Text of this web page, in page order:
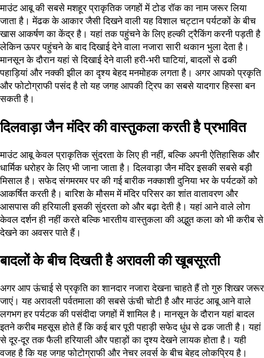
माउंट आबू की सबसे मशहूर प्राकृतिक जगहों में टोड रॉक का नाम जरूर लिया
जाता है। मेंढक के आकार जैसी दिखने वाली यह विशाल चट्टान पर्यटकों के बीच
खास आकर्षण का केंद्र है। यहां तक पहुंचने के लिए हल्की ट्रैकिंग करनी पड़ती है
लेकिन ऊपर पहुंचने के बाद दिखाई देने वाला नजारा सारी थकान भुला देता है।
मानसून के दौरान यहां से दिखाई देने वाली हरी-भरी घाटियां, बादलों से ढकी
पहाड़ियां और नक्की झील का दृश्य बेहद मनमोहक लगता है। अगर आपको प्रकृति
और फोटोग्राफी पसंद है तो यह जगह आपकी ट्रिप का सबसे यादगार हिस्सा बन
सकती है।
दिलवाड़ा जैन मंदिर की वास्तुकला करती है प्रभावित
माउंट आबू केवल प्राकृतिक सुंदरता के लिए ही नहीं, बल्कि अपनी ऐतिहासिक और
धार्मिक धरोहर के लिए भी जाना जाता है। दिलवाड़ा जैन मंदिर इसकी सबसे बड़ी
मिसाल है। सफेद संगमरमर पर की गई बारीक नक्काशी दुनिया भर के पर्यटकों को
आकर्षित करती है। बारिश के मौसम में मंदिर परिसर का शांत वातावरण और
आसपास की हरियाली इसकी सुंदरता को और बढ़ा देती है। यहां आने वाले लोग
केवल दर्शन ही नहीं करते बल्कि भारतीय वास्तुकला की अद्भुत कला को भी करीब से
देखने का अवसर पाते हैं।
बादलों के बीच दिखती है अरावली की खूबसूरती
अगर आप ऊंचाई से प्रकृति का शानदार नजारा देखना चाहते हैं तो गुरु शिखर जरूर
जाएं। यह अरावली पर्वतमाला की सबसे ऊंची चोटी है और माउंट आबू आने वाले
लगभग हर पर्यटक की पसंदीदा जगहों में शामिल है। मानसून के दौरान यहां बादल
इतने करीब महसूस होते हैं कि कई बार पूरी पहाड़ी सफेद धुंध से ढक जाती है। यहां
से दूर-दूर तक फैली हरियाली और पहाड़ों का दृश्य देखने लायक होता है। यही
वजह है कि यह जगह फोटोग्राफी और नेचर लवर्स के बीच बेहद लोकप्रिय है।